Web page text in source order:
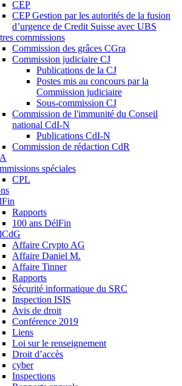
CEP
CEP Gestion par les autorités de la fusion
d’urgence de Credit Suisse avec UBS
commissions
Commission des grâces CGra
Commission judiciaire CJ
Publications de la CJ
Postes mis au concours par la
Commission judiciaire
Sous-commission CJ
Commission de l'immunité du Conseil
national CdI-N
Publications CdI-N
Commission de rédaction CdR
spéciales
CPL
Rapports
100 ans DélFin
Affaire Crypto AG
Affaire Daniel M.
Affaire Tinner
Rapports
Sécurité informatique du SRC
Inspection ISIS
Avis de droit
Conférence 2019
Liens
Loi sur le renseignement
Droit d’accès
cyber
Inspections